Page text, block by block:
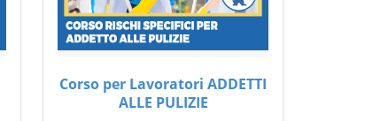
Corso per Lavoratori ADDETTI
ALLE PULIZIE